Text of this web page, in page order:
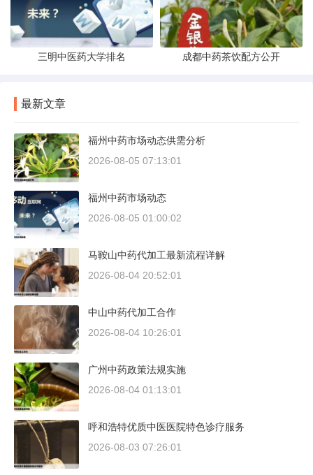
三明中医药大学排名 成都中药茶饮配方公开
最新文章
福州中药市场动态供需分析
2026-08-05 07:13:01
福州中药市场动态
2026-08-05 01:00:02
马鞍山中药代加工最新流程详解
2026-08-04 20:52:01
中山中药代加工合作
2026-08-04 10:26:01
广州中药政策法规实施
2026-08-04 01:13:01
呼和浩特优质中医医院特色诊疗服务
2026-08-03 07:26:01